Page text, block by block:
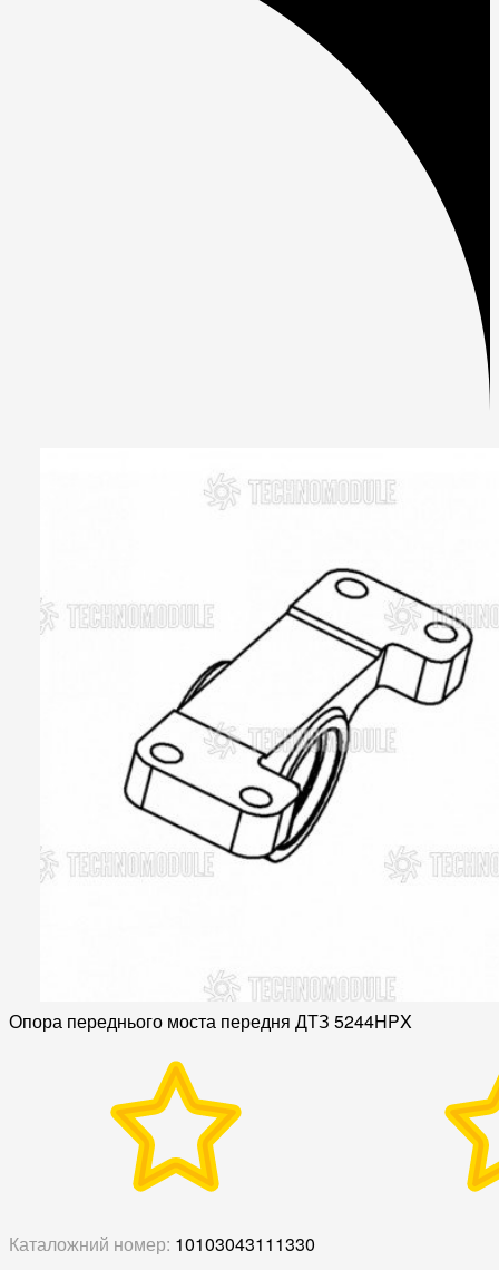
Опора переднього моста передня ДТЗ 5244HPX
Каталожний номер: 10103043111330